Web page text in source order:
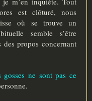
est clôturé, nous
où se trouve un
semble s’être
des propos concernant
ne sont pas ce